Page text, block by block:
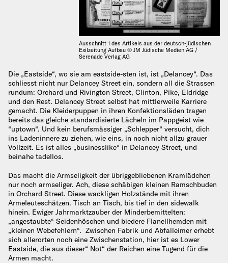
Ausschnitt 1 des Artikels aus der deutsch-jüdischen
Exilzeitung Aufbau © JM Jüdische Medien AG /
Serenade Verlag AG
Die „Eastside“, wo sie am eastside-sten ist, ist „Delancey“. Das
schliesst nicht nur Delancey Street ein, sondern all die Strassen
rundum: Orchard und Rivington Street, Clinton, Pike, Eldridge
und den Rest. Delancey Street selbst hat mittlerweile Karriere
gemacht. Die Kleiderpuppen in ihren Konfektionsläden tragen
bereits das gleiche standardisierte Lächeln im Pappgeist wie
“uptown“. Und kein berufsmässiger „Schlepper“ versucht, dich
ins Ladeninnere zu ziehen, wie eins, in noch nicht allzu grauer
Vollzeit. Es ist alles „businesslike“ in Delancey Street, und
beinahe tadellos.
Das macht die Armseligkeit der übriggebliebenen Kramlädchen
nur noch armseliger. Ach, diese schäbigen kleinen Ramschbuden
in Orchard Street. Diese wackligen Holzstände mit ihren
Armeleuteschätzen. Tisch an Tisch, bis tief in den sidewalk
hinein. Ewiger Jahrmarktzauber der Minderbemittelten:
„angestaubte“ Seidenhöschen und biedere Flanellhemden mit
„kleinen Webefehlern“. Zwischen Fabrik und Abfalleimer erhebt
sich allerorten noch eine Zwischenstation, hier ist es Lower
Eastside, die aus dieser“ Not“ der Reichen eine Tugend für die
Armen macht.